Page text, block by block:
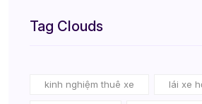
Tag Clouds
kinh nghiệm thuê xe lái xe